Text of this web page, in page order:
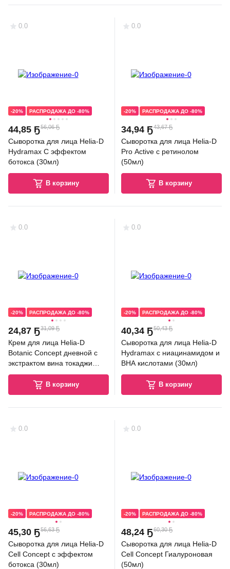
0.0
-20% РАСПРОДАЖА ДО -80%
44,85 Ҕ56,06 Ҕ
Сыворотка для лица Helia-D
Hydramax С эффектом
ботокса (30мл)
В корзину
0.0
-20% РАСПРОДАЖА ДО -80%
34,94 Ҕ43,67 Ҕ
Сыворотка для лица Helia-D
Pro Active с ретинолом
(50мл)
В корзину
0.0
-20% РАСПРОДАЖА ДО -80%
24,87 Ҕ31,09 Ҕ
Крем для лица Helia-D
Botanic Concept дневной с
экстрактом вина токаджи
(50мл)
В корзину
0.0
-20% РАСПРОДАЖА ДО -80%
40,34 Ҕ50,43 Ҕ
Сыворотка для лица Helia-D
Hydramax с ниацинамидом и
ВНА кислотами (30мл)
В корзину
0.0
-20% РАСПРОДАЖА ДО -80%
45,30 Ҕ56,63 Ҕ
Сыворотка для лица Helia-D
Cell Concept с эффектом
ботокса (30мл)
0.0
-20% РАСПРОДАЖА ДО -80%
48,24 Ҕ60,30 Ҕ
Сыворотка для лица Helia-D
Cell Concept Гиалуроновая
(50мл)